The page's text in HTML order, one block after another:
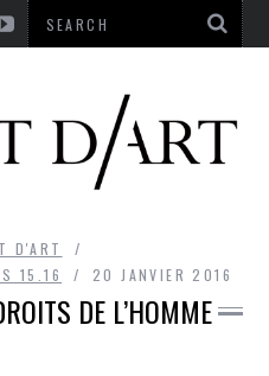
D'ART
15.16 20 JANVIER 2016
DE L’HOMME